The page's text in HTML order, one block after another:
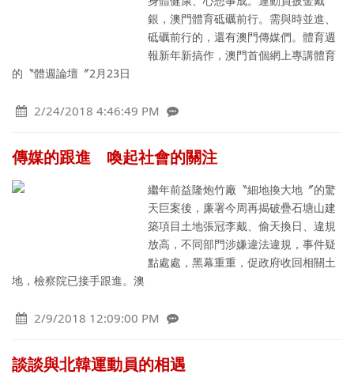
銀，澳門體育砥礪前行。需與時並進、
砥礪前行的，還有澳門傳媒們。體育週
報新年新搞作，澳門首個網上專講體育
的〝體週論壇〞2月23日
2/24/2018 4:46:49 PM
傳媒的跟進 喚起社會的關注
繼年前益隆炮竹廠〝細地換大地〞的驚
天巨案後，廉署今周再揭破疊石塘山建
築項目土地張冠李戴、偷天換日、違規
放高，不同部門涉嫌違法違規，事件疑
點處處，黑幕重重，促政府收回相關土
地，檢察院已接手跟進。澳
2/9/2018 12:09:00 PM
談談與北韓運動員的相遇